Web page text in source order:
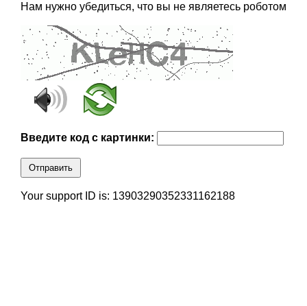
Нам нужно убедиться, что вы не являетесь роботом
Введите код с картинки:
Отправить
Your support ID is: 13903290352331162188